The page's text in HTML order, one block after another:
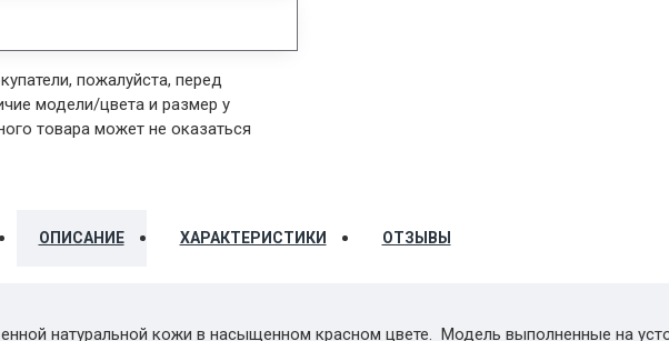
пожалуйста, перед
модели/цвета и размер у
товара может не оказаться
ОПИСАНИЕ ХАРАКТЕРИСТИКИ ОТЗЫВЫ
натуральной кожи в насыщенном красном цвете. Модель выполненные на